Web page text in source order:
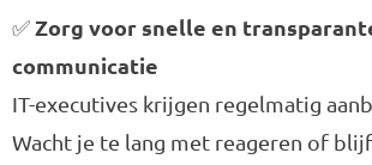
✅Zorg voor snelle en
communicatie
IT-executives krijgen regelmatig
Wacht je te lang met reageren of